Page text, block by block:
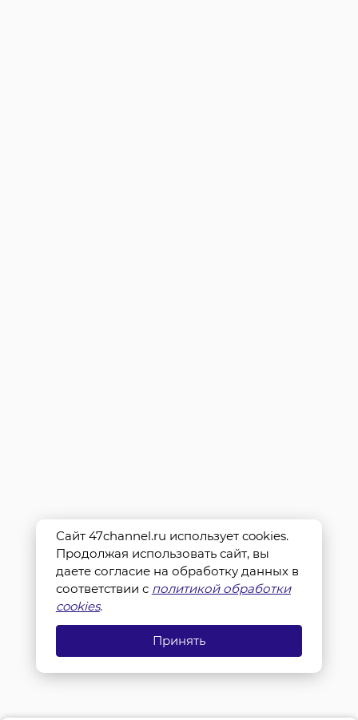
Сайт 47channel.ru использует cookies.
Продолжая использовать сайт, вы
даете согласие на обработку данных в
соответствии с политикой обработки
cookies.
Принять